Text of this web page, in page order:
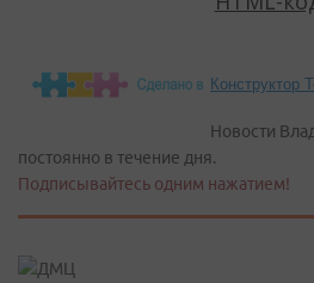
Конструктор
Новости
постоянно в течение дня.
Подписывайтесь одним нажатием!